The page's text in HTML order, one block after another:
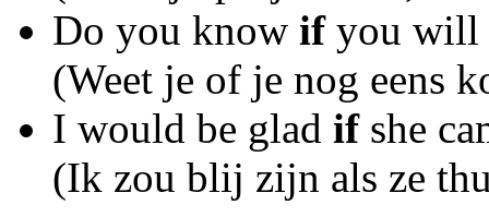
Do you know ifyou will
(Weet je of je nog eens
I would be glad if she
(Ik zou blij zijn als ze